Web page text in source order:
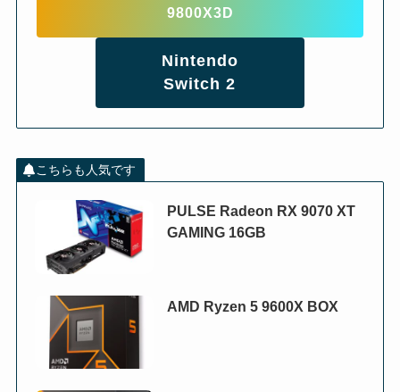
9800X3D
Nintendo
Switch 2
こちらも人気です
PULSE Radeon RX 9070 XT
GAMING 16GB
AMD Ryzen 5 9600X BOX